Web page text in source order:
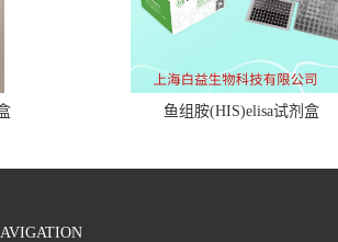
鱼组胺(HIS)elisa试剂盒